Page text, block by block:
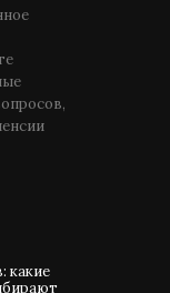
какие